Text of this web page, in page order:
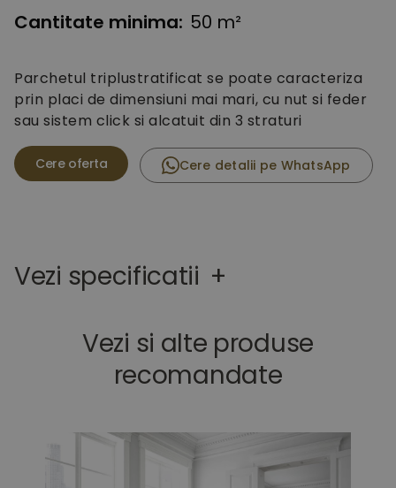
Cantitate minima: 50 m²
Parchetul triplustratificat se poate caracteriza
prin placi de dimensiuni mai mari, cu nut si feder
sau sistem click si alcatuit din 3 straturi
Cere detalii pe WhatsApp
Vezi specificatii +
Vezi si alte produse
recomandate